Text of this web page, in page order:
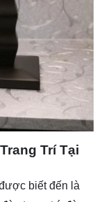
Trí Tại
biết đến là